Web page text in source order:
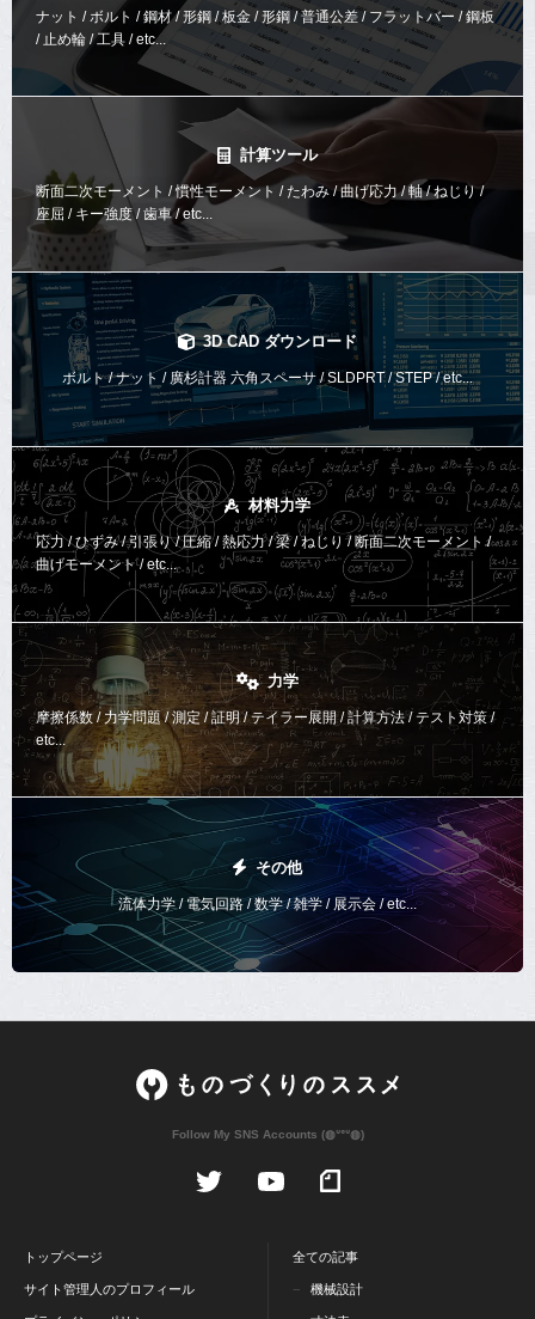
ナット / ボルト / 鋼材 / 形鋼 / 板金 / 形鋼 / 普通公差 / フラットバー / 鋼板
/ 止め輪 / 工具 / etc...
計算ツール
断面二次モーメント / 慣性モーメント / たわみ / 曲げ応力 / 軸 / ねじり /
座屈 / キー強度 / 歯車 / etc...
3D CAD ダウンロード
ボルト / ナット / 廣杉計器 六角スペーサ / SLDPRT / STEP / etc...
材料力学
応力 / ひずみ / 引張り / 圧縮 / 熱応力 / 梁 / ねじり / 断面二次モーメント /
曲げモーメント /etc...
力学
摩擦係数 / 力学問題 / 測定 / 証明 / テイラー展開 / 計算方法 /テスト対策 /
etc...
その他
流体力学 / 電気回路 / 数学 / 雑学 / 展示会 / etc...
Follow My SNS Accounts (◍ᐡᐤᐡ◍)
トップページ
サイト管理人のプロフィール
全ての記事
機械設計